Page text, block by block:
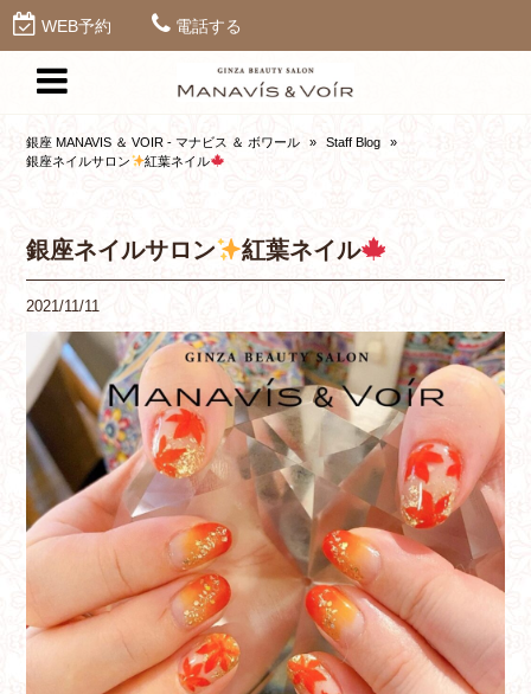
WEB予約 電話する
銀座 MANAVIS ＆ VOIR - マナビス ＆ ボワール » Staff Blog
»
銀座ネイルサロン
紅葉ネイル
銀座ネイルサロン 紅葉ネイル
2021/11/11